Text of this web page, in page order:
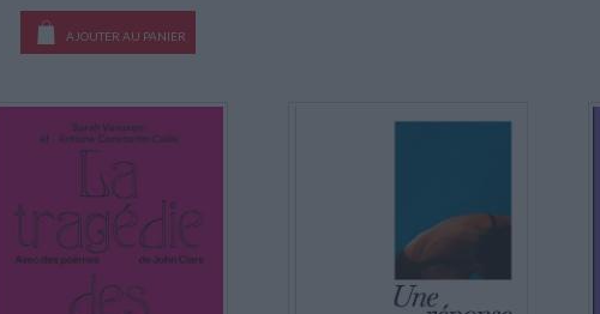
AJOUTER AU PANIER